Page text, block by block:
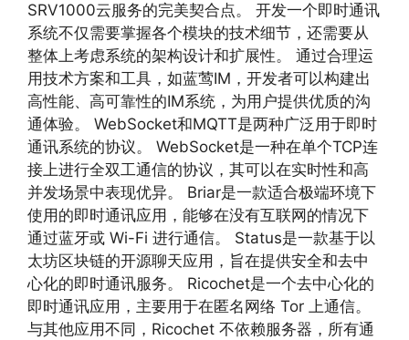
SRV1000云服务的完美契合点。 开发一个即时通讯
系统不仅需要掌握各个模块的技术细节，还需要从
整体上考虑系统的架构设计和扩展性。 通过合理运
用技术方案和工具，如蓝莺IM，开发者可以构建出
高性能、高可靠性的IM系统，为用户提供优质的沟
通体验。 WebSocket和MQTT是两种广泛用于即时
通讯系统的协议。 WebSocket是一种在单个TCP连
接上进行全双工通信的协议，其可以在实时性和高
并发场景中表现优异。 Briar是一款适合极端环境下
使用的即时通讯应用，能够在没有互联网的情况下
通过蓝牙或 Wi-Fi 进行通信。 Status是一款基于以
太坊区块链的开源聊天应用，旨在提供安全和去中
心化的即时通讯服务。 Ricochet是一个去中心化的
即时通讯应用，主要用于在匿名网络 Tor 上通信。
与其他应用不同，Ricochet 不依赖服务器，所有通